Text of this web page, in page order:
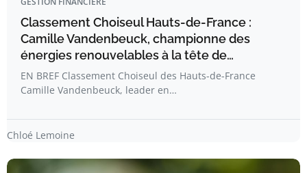
Classement Choiseul Hauts-de-France :
Camille Vandenbeuck, championne des
énergies renouvelables à la tête de…
EN BREF Classement Choiseul des Hauts-de-France
Camille Vandenbeuck, leader en…
Chloé Lemoine